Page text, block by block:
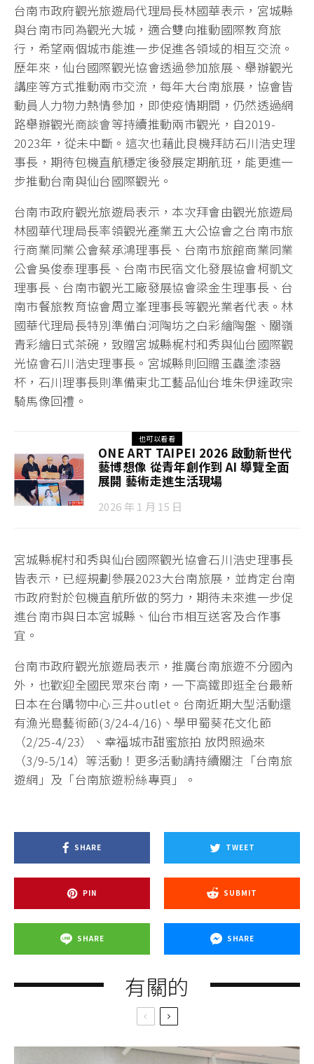
台南市政府觀光旅遊局代理局長林國華表示，宮城縣
與台南市同為觀光大城，適合雙向推動國際教育旅
行，希望兩個城市能進一步促進各領域的相互交流。
歷年來，仙台國際觀光協會透過參加旅展、舉辦觀光
講座等方式推動兩市交流，每年大台南旅展，協會皆
動員人力物力熱情參加，即使疫情期間，仍然透過網
路舉辦觀光商談會等持續推動兩市觀光，自2019-
2023年，從未中斷。這次也藉此良機拜訪石川浩史理
事長，期待包機直航穩定後發展定期航班，能更進一
步推動台南與仙台國際觀光。
台南市政府觀光旅遊局表示，本次拜會由觀光旅遊局
林國華代理局長率領觀光產業五大公協會之台南市旅
行商業同業公會蔡承鴻理事長、台南市旅館商業同業
公會吳俊泰理事長、台南市民宿文化發展協會柯凱文
理事長、台南市觀光工廠發展協會梁金生理事長、台
南市餐旅教育協會周立峯理事長等觀光業者代表。林
國華代理局長特別準備白河陶坊之白彩繪陶盤、關嶺
青彩繪日式茶碗，致贈宮城縣梶村和秀與仙台國際觀
光協會石川浩史理事長。宮城縣則回贈玉蟲塗漆器
杯，石川理事長則準備東北工藝品仙台堆朱伊達政宗
騎馬像回禮。
也可以看看
ONE ART TAIPEI 2026 啟動新世代
藝博想像 從青年創作到 AI 導覽全面
展開 藝術走進生活現場
2026 年 1 月 15 日
宮城縣梶村和秀與仙台國際觀光協會石川浩史理事長
皆表示，已經規劃參展2023大台南旅展，並肯定台南
市政府對於包機直航所做的努力，期待未來進一步促
進台南市與日本宮城縣、仙台市相互送客及合作事
宜。
台南市政府觀光旅遊局表示，推廣台南旅遊不分國內
外，也歡迎全國民眾來台南，一下高鐵即逛全台最新
日本在台購物中心三井outlet。台南近期大型活動還
有漁光島藝術節(3/24-4/16)、學甲蜀葵花文化節
（2/25-4/23）、幸福城市甜蜜旅拍 放閃照過來
（3/9-5/14）等活動！更多活動請持續關注「台南旅
遊網」及「台南旅遊粉絲專頁」。
SHARE TWEET
PIN SUBMIT
SHARE SHARE
有關的